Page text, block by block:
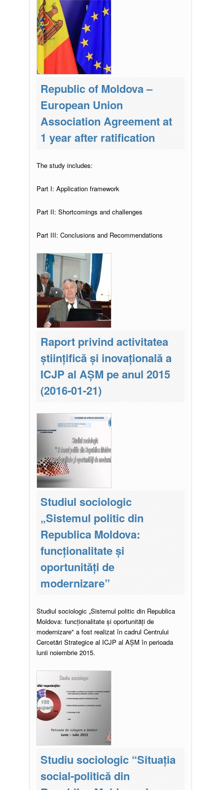
Republic of Moldova –
European Union
Association Agreement at
1 year after ratification
The study includes:
Part I: Application framework
Part II: Shortcomings and challenges
Part III: Conclusions and Recommendations
Raport privind activitatea
științifică şi inovaţională a
ICJP al AȘM pe anul 2015
(2016-01-21)
Studiul sociologic
„Sistemul politic din
Republica Moldova:
funcționalitate și
oportunități de
modernizare”
Studiul sociologic „Sistemul politic din Republica
Moldova: funcționalitate și oportunități de
modernizare" a fost realizat în cadrul Centrului
Cercetări Strategice al ICJP al AȘM în perioada
lunii noiembrie 2015.
Studiu sociologic “Situaţia
social-politică din
Pagini